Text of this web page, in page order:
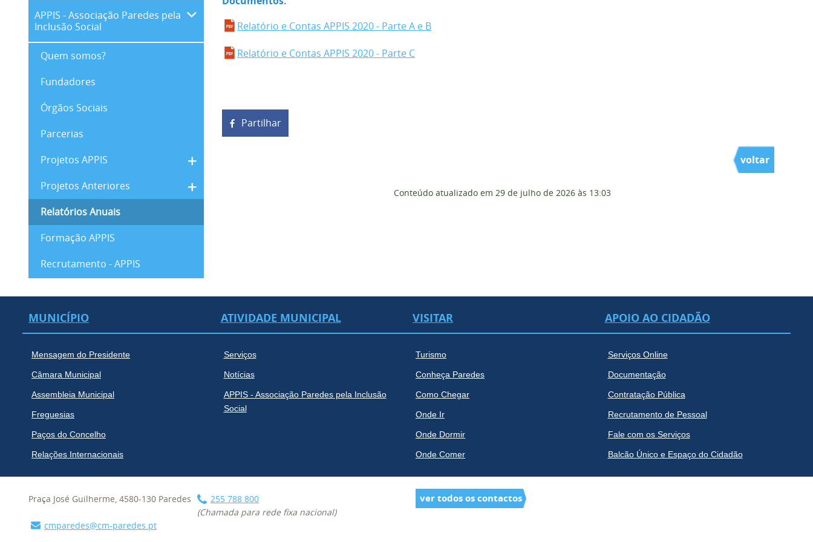
APPIS - Associação Paredes pela
Inclusão Social
Quem somos?
Fundadores
Órgãos Sociais
Parcerias
Projetos APPIS
Projetos Anteriores
Relatórios Anuais
Formação APPIS
Recrutamento - APPIS
Relatório e Contas APPIS 2020 - Parte A e B
Relatório e Contas APPIS 2020 - Parte C
Partilhar
voltar
Conteúdo atualizado em 29 de julho de 2026 às 13:03
MUNICÍPIO
Mensagem do Presidente
Câmara Municipal
Assembleia Municipal
Freguesias
Paços do Concelho
Relações Internacionais
ATIVIDADE MUNICIPAL
Serviços
Notícias
APPIS - Associação Paredes pela Inclusão
Social
VISITAR
Turismo
Conheça Paredes
Como Chegar
Onde Ir
Onde Dormir
Onde Comer
APOIO AO CIDADÃO
Serviços Online
Documentação
Contratação Pública
Recrutamento de Pessoal
Fale com os Serviços
Balcão Único e Espaço do Cidadão
Praça José Guilherme, 4580-130 Paredes
255 788 800
(Chamada para rede fixa nacional)
cmparedes@cm-paredes.pt
ver todos os contactos